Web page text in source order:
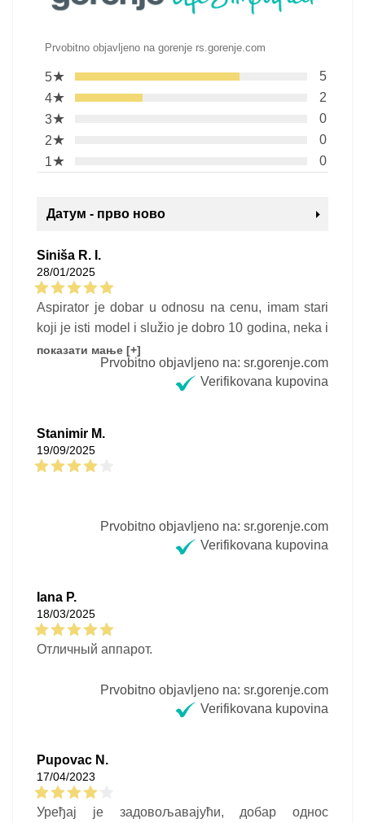
Prvobitno objavljeno na gorenje rs.gorenje.com
5★
5
4★
2
3★
0
2★
0
1★ 0
Датум - прво ново
Siniša R. I.
28/01/2025
Aspirator je dobar u odnosu na cenu, imam stari
koji je isti model i služio je dobro 10 godina, neka i
ovaj služi toliko i gorenje će dobiti pohvalu od
mene :-)) Jedina promena koju sam primetio da je
aspirator proizveden u Poljskoj, pise na deklaraciji
dobro :-)
показати мање [+]
Prvobitno objavljeno na: sr.gorenje.com
Verifikovana kupovina
Stanimir M.
19/09/2025
Prvobitno objavljeno na: sr.gorenje.com
Verifikovana kupovina
Iana P.
18/03/2025
Отличный аппарот.
Prvobitno objavljeno na: sr.gorenje.com
Verifikovana kupovina
Pupovac N.
17/04/2023
Уређај је задовољавајући, добар однос